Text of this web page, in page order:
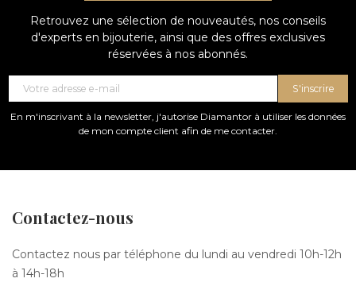
Retrouvez une sélection de nouveautés, nos conseils
d'experts en bijouterie, ainsi que des offres exclusives
réservées à nos abonnés.
S'inscrire
En m'inscrivant à la newsletter, j'autorise Diamantor à utiliser les données
de mon compte client afin de me contacter.
Contactez-nous
Contactez nous par téléphone du lundi au vendredi 10h-12h
à 14h-18h